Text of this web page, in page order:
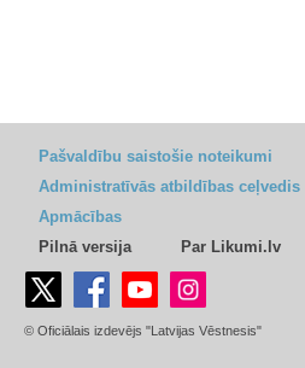
Pašvaldību saistošie noteikumi
Administratīvās atbildības ceļvedis
Apmācības
Pilnā versija
Par Likumi.lv
© Oficiālais izdevējs "Latvijas Vēstnesis"